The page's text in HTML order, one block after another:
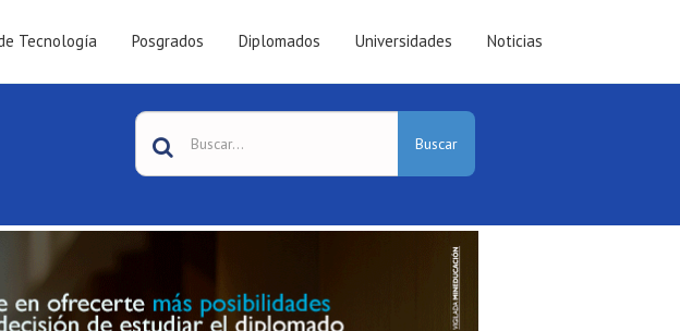
Tecnología Posgrados Diplomados Universidades Noticias
Buscar